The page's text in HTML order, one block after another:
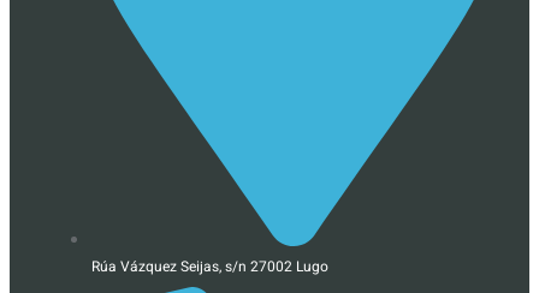
Rúa Vázquez Seijas, s/n 27002 Lugo